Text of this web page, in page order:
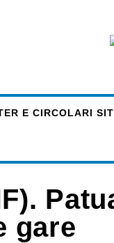
E CIRCOLARI SIT
gare